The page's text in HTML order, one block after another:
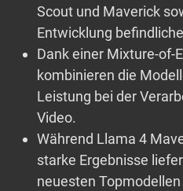
Scout und Maverick
Entwicklung
Dank einer Mixture-of-
kombinieren die
Leistung bei der
Video.
Während Llama 4
starke Ergebnisse
neuesten